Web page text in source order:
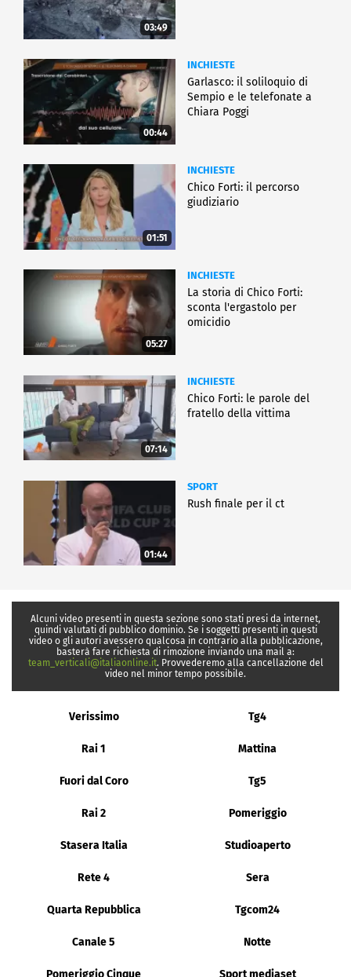
03:49
00:44
INCHIESTE
Garlasco: il soliloquio di
Sempio e le telefonate a
Chiara Poggi
01:51
INCHIESTE
Chico Forti: il percorso
giudiziario
05:27
INCHIESTE
La storia di Chico Forti:
sconta l'ergastolo per
omicidio
07:14
INCHIESTE
Chico Forti: le parole del
fratello della vittima
01:44
SPORT
Rush finale per il ct
Alcuni video presenti in questa sezione sono stati presi da internet,
quindi valutati di pubblico dominio. Se i soggetti presenti in questi
video o gli autori avessero qualcosa in contrario alla pubblicazione,
basterà fare richiesta di rimozione inviando una mail a:
team_verticali@italiaonline.it. Provvederemo alla cancellazione del
video nel minor tempo possibile.
Verissimo Tg4
Rai 1 Mattina
Fuori dal Coro Tg5
Rai 2 Pomeriggio
Stasera Italia Studioaperto
Rete 4 Sera
Quarta Repubblica Tgcom24
Canale 5 Notte
Pomeriggio Cinque Sport mediaset